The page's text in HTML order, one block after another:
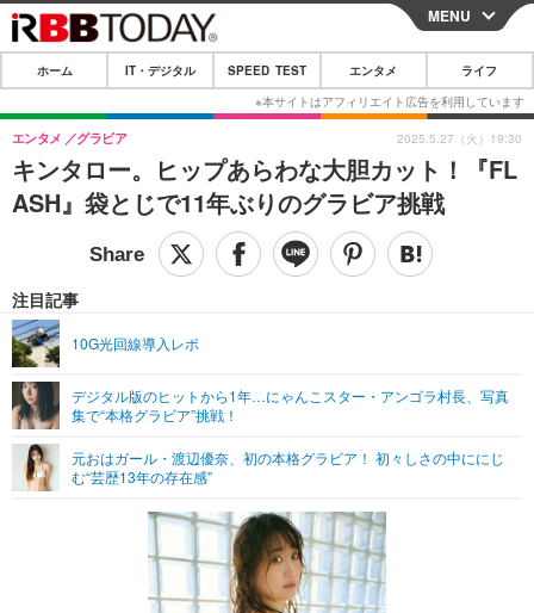
CLOSE
ホーム
IT・デジタル
IT・デジタルTOP スマートフォン
ショッピング その他
SPEED TEST
エンタメTOP 映画・ドラマ
グラビア
ショッピング その他
ライフTOP
その他
リリース一覧
プッシュ通知の停止方法
MENU
ホーム IT・デジタル SPEED TEST エンタメ ライフ
キンタロー。ヒップあらわな大胆カット！『FL
ASH』袋とじで11年ぶりのグラビア挑戦
エンタメ グラビア
注目記事
10G光回線導入レポ
デジタル版のヒットから1年…にゃんこスター・アンゴラ村長、写真
集で“本格グラビア”挑戦！
元おはガール・渡辺優奈、初の本格グラビア！ 初々しさの中ににじ
む“芸歴13年の存在感”
2025.5.27（火）19:30